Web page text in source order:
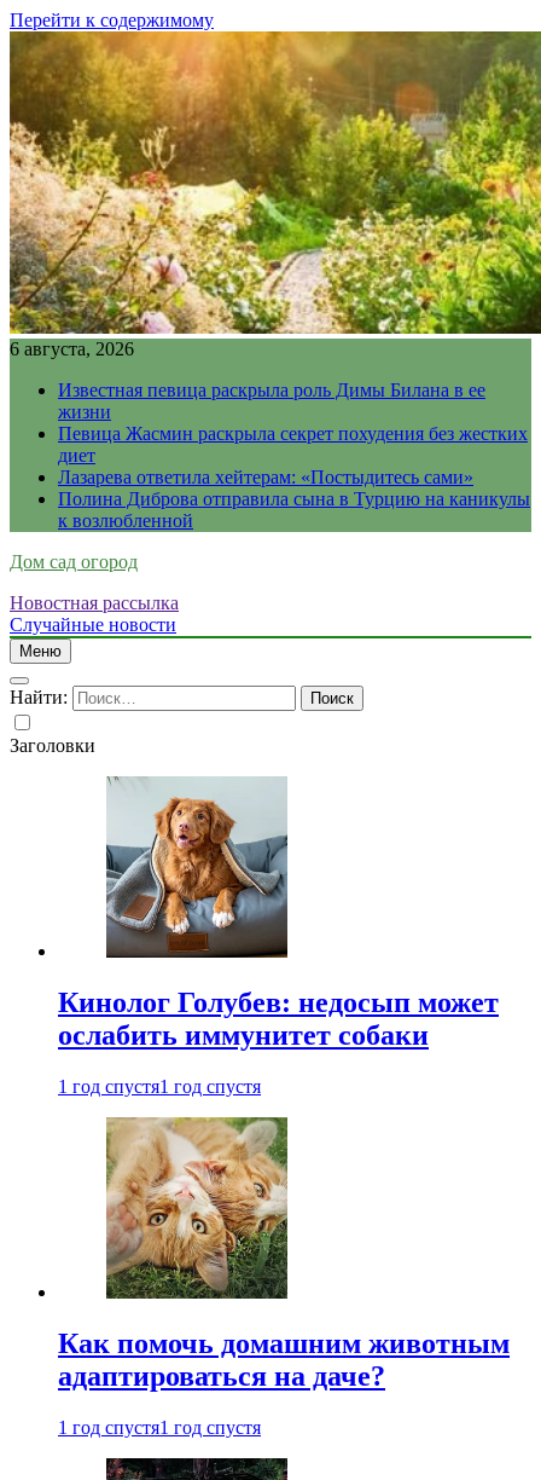
Перейти к содержимому
6 августа, 2026
Известная певица раскрыла роль Димы Билана в ее
жизни
Певица Жасмин раскрыла секрет похудения без жестких
диет
Лазарева ответила хейтерам: «Постыдитесь сами»
Полина Диброва отправила сына в Турцию на каникулы
к возлюбленной
Дом сад огород
Новостная рассылка
Случайные новости
Меню
Найти:
Заголовки
Кинолог Голубев: недосып может
ослабить иммунитет собаки
1 год спустя1 год спустя
Как помочь домашним животным
адаптироваться на даче?
1 год спустя1 год спустя